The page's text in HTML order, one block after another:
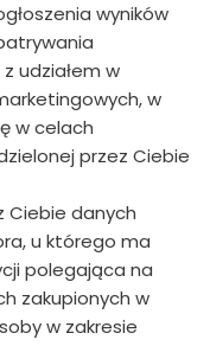
wyników
udziałem w
w
w celach
przez Ciebie
Ciebie danych
u którego ma
polegająca na
zakupionych w
w zakresie